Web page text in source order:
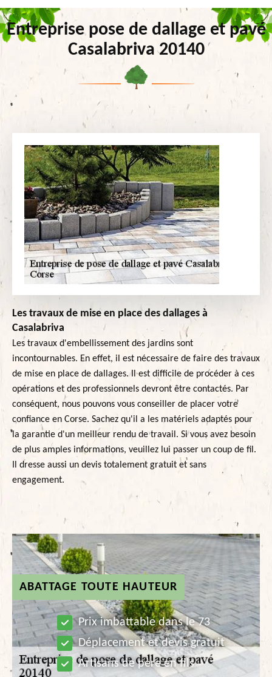
ABATTAGE TOUTE HAUTEUR
Prix imbattable dans le 73
Déplacement et devis gratuit
Artisans de père en fils
Entreprise pose de dallage et pavé
Casalabriva 20140
Les travaux de mise en place des dallages à
Casalabriva
Les travaux d'embellissement des jardins sont
incontournables. En effet, il est nécessaire de faire des travaux
de mise en place de dallages. Il est difficile de procéder à ces
opérations et des professionnels devront être contactés. Par
conséquent, nous pouvons vous conseiller de placer votre
confiance en Corse. Sachez qu'il a les matériels adaptés pour
la garantie d'un meilleur rendu de travail. Si vous avez besoin
de plus amples informations, veuillez lui passer un coup de fil.
Il dresse aussi un devis totalement gratuit et sans
engagement.